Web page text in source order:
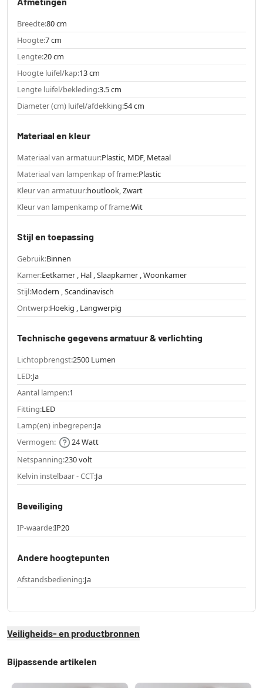
Breedte:80 cm
Hoogte:7 cm
Lengte:20 cm
Hoogte luifel/kap:13 cm
Lengte luifel/bekleding:3.5 cm
Diameter (cm) luifel/afdekking:54 cm
Materiaal en kleur
Materiaal van armatuur:Plastic, MDF, Metaal
Materiaal van lampenkap of frame:Plastic
Kleur van armatuur:houtlook, Zwart
Kleur van lampenkamp of frame:Wit
Stijl en toepassing
Gebruik:Binnen
Kamer:Eetkamer , Hal , Slaapkamer , Woonkamer
Stijl:Modern , Scandinavisch
Ontwerp:Hoekig , Langwerpig
Technische gegevens armatuur & verlichting
Lichtopbrengst:2500 Lumen
LED:Ja
Aantal lampen:1
Fitting:LED
Lamp(en) inbegrepen:Ja
Vermogen:
24 Watt
Netspanning:230 volt
Kelvin instelbaar - CCT:Ja
Beveiliging
IP-waarde:IP20
Andere hoogtepunten
Afstandsbediening:Ja
Veiligheids- en productbronnen
Bijpassende artikelen